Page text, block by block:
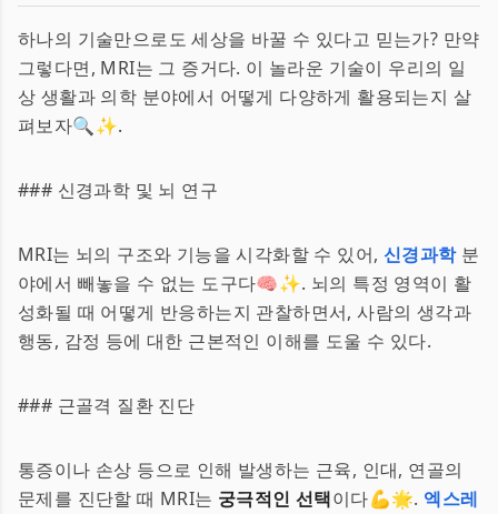
하나의 기술만으로도 세상을 바꿀 수 있다고 믿는가? 만약
그렇다면, MRI는 그 증거다. 이 놀라운 기술이 우리의 일
상 생활과 의학 분야에서 어떻게 다양하게 활용되는지 살
펴보자🔍✨.
### 신경과학 및 뇌 연구
MRI는 뇌의 구조와 기능을 시각화할 수 있어, 신경과학분
야에서 빼놓을 수 없는 도구다🧠✨. 뇌의 특정 영역이 활
성화될 때 어떻게 반응하는지 관찰하면서, 사람의 생각과
행동, 감정 등에 대한 근본적인 이해를 도울 수 있다.
### 근골격 질환 진단
통증이나 손상 등으로 인해 발생하는 근육, 인대, 연골의
문제를 진단할 때 MRI는 궁극적인 선택이다💪🌟. 엑스레